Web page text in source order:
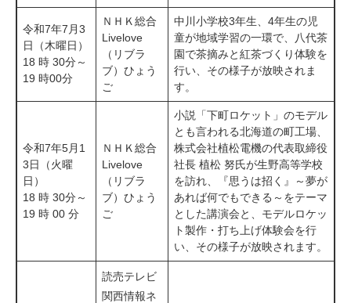
令和7年7月3
日（木曜日）
​18 時 30分～
19 時00分
ＮＨＫ総合
Livelove
（リブラ
ブ）ひょう
ご
中川小学校3年生、4年生の児
童が地域学習の一環で、八代茶
園で茶摘みと紅茶づくり体験を
行い、その様子が放映されま
す。
令和7年5月1
3日（火曜
日）
​18 時 30分～
19 時 00 分
​ＮＨＫ総合
Livelove
（リブラ
ブ）ひょう
ご
小説「下町ロケット」のモデル
とも言われる北海道の町工場、
株式会社植松電機の代表取締役
社長 植松 努氏が生野高等学校
を訪れ、『思うは招く』～夢が
あれば何でもできる～をテーマ
とした講演会と、モデルロケッ
ト製作・打ち上げ体験会を行
い、その様子が放映されます。
読売テレビ
関西情報ネ